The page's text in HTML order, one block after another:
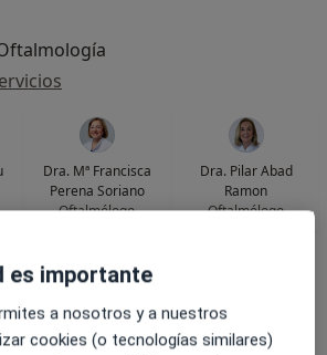
Dra. Mª Francisca
Perena Soriano
Oftalmólogo
Dra. Pilar Abad
Ramon
Oftalmólogo
es importante
a nosotros y a nuestros
cookies (o tecnologías similares)